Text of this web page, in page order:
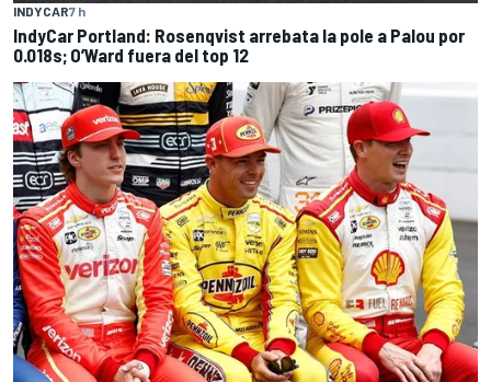
INDYCAR7 h
IndyCar Portland: Rosenqvist arrebata la pole a Palou por
0.018s; O’Ward fuera del top 12